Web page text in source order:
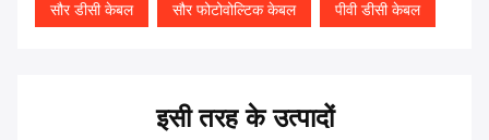
सौर डीसी केबल सौर फोटोवोल्टिक केबल पीवी डीसी केबल
इसी तरह के उत्पादों